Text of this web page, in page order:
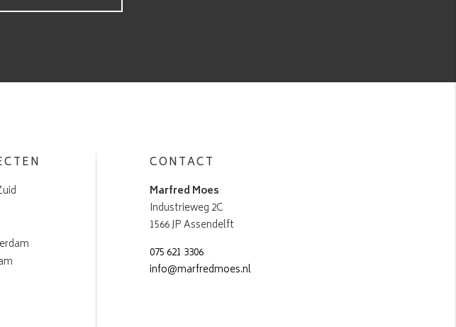
CONTACT
Marfred Moes
Industrieweg 2C
1566 JP Assendelft
075 621 3306
info@marfredmoes.nl